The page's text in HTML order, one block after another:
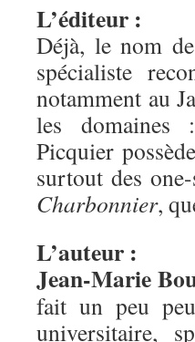
L’éditeur :
Déjà, le nom
spécialiste
notamment au
les domaines
Picquier
surtout des
Charbonnier,
L’auteur :
Jean-Marie
fait un peu
universitaire,